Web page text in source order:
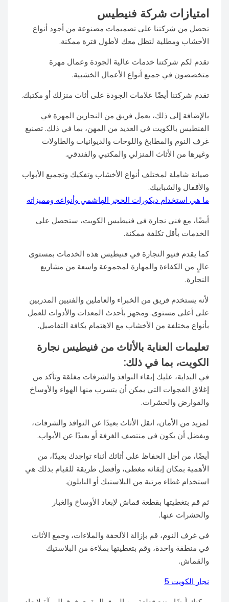
امتيازات شركة فنيطيس
تحصل من شركتنا على تصميمات مصنوعة من أجود أنواع
الأخشاب ومطلية لتظل معك لأطول فترة ممكنة.
تقدم لكم شركتنا خدمات عالية الجودة وعمال مهرة
متخصصون في جميع أنواع الأعمال الخشبية.
تقدم شركتنا أيضًا علامات الجودة على أثاث منزلك أو مكتبك.
بالإضافة إلى ذلك، يعمل فريق من النجارين المهرة في
الفنطيس بالكويت في العديد من المهن، بما في ذلك. تصنيع
غرف النوم والمطابخ واللوحات والديوانيات والطاولات
وغيرها من الأثاث المنزلي والمكتبي والفندقي.
صيانة شاملة لمختلف أنواع الأخشاب وتفكيك وتجميع الأبواب
والأقفال والشبابيك.
ما هي استخدام ديكورات الحجر الهاشمي وأنواعه ومميزاته
أيضًا، مع فني نجارة في فنيطيس الكويت، ستحصل على
الخدمات بأقل تكلفة ممكنة.
كما يقدم فنيو النجارة في فنيطيس هذه الخدمات بمستوى
عالٍ من الكفاءة والمهارة لمجموعة واسعة من مشاريع
النجارة.
لأنه يستخدم فريق من الخبراء والعاملين والفنيين المدربين
على أعلى مستوى. ومجهز بأحدث المعدات والأدوات للعمل
بأنواع مختلفة من الأخشاب مع الاهتمام بكافة التفاصيل.
تعليمات العناية بالأثاث من فنيطيس نجارة
الكويت، بما في ذلك:
في البداية، عليك إبقاء النوافذ والشرفات مغلقة وتأكد من
إغلاق الفجوات التي يمكن أن يتسرب منها الهواء والأوساخ
والقوارض والحشرات.
لمزيد من الأمان، انقل الأثاث بعيدًا عن النوافذ والشرفات،
ويفضل أن يكون في منتصف الغرفة أو بعيدًا عن الأبواب.
أيضًا، من أجل الحفاظ على أثاثك أثناء تواجدك بعيدًا، من
الأهمية بمكان إبقائه مغطى، وأفضل طريقة للقيام بذلك هي
استخدام غطاء مرتبة من البلاستيك أو النايلون.
ثم قم بتغطيتها بقطعة قماش لإبعاد الأوساخ والغبار
والحشرات عنها.
في غرف النوم، قم بإزالة الألحفة والملاءات، وجمع الأثاث
في منطقة واحدة، وقم بتغطيتها بملاءة من البلاستيك
والقماش.
نجار الكويت 5